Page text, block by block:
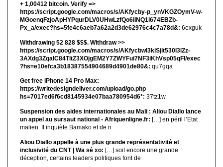
+ 1,00412 bitсоin. Verify =>
https://script.google.com/macros/s/AKfycby-p_ynVKGZOymV-w-
MGoenqFzjoApHYPqurDLV0UHwLzfQo6ilNQ1l674EBZb-
Px_a/exec?hs=5fe4c6aeb7a62a2d3de62976c4c7a78d&: 6exguk
Withdrawing 52 828 $$$. Withdrаw >>
https://script.google.com/macros/s/AKfycbwl3kiSjlt530I3lZz-
3AXdg3ZqalC84TltZ3XOjgEM2Y7ZWYFui7NF3iKhVsp05qFl/exec
?hs=e10efca3b18387554904689d4901de80&: qu7gqa
Get free iPhone 14 Pro Max:
https://writedesigndeliver.com/upload/go.php
hs=7017ed6f6cd8145934e07baa780954d6*: 37tz1w
Suspension des aides internationales au Mali : Aliou Diallo lance
un appel au sursaut national - Afriquenligne.fr: […] en péril l’Etat
malien. Il inquiète Bamako et de n
Aliou Diallo appelle à une plus grande représentativité et
inclusivité du CNT | Wa sé xo: […] soit encore une grande
déception, certains leaders politiques font de